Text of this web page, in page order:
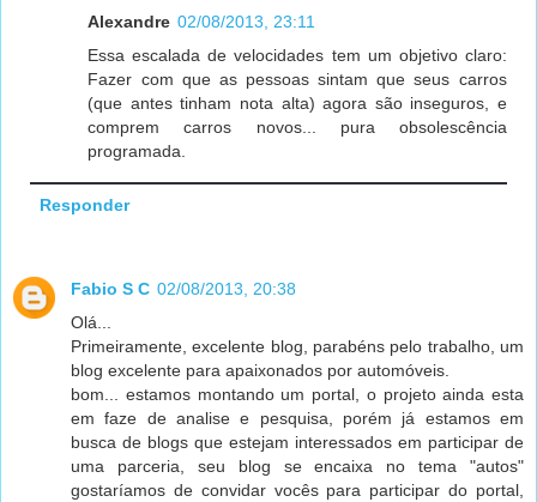
Alexandre 02/08/2013, 23:11
Essa escalada de velocidades tem um objetivo claro:
Fazer com que as pessoas sintam que seus carros
(que antes tinham nota alta) agora são inseguros, e
comprem carros novos... pura obsolescência
programada.
Responder
Fabio S C 02/08/2013, 20:38
Olá...
Primeiramente, excelente blog, parabéns pelo trabalho, um
blog excelente para apaixonados por automóveis.
bom... estamos montando um portal, o projeto ainda esta
em faze de analise e pesquisa, porém já estamos em
busca de blogs que estejam interessados em participar de
uma parceria, seu blog se encaixa no tema "autos"
gostaríamos de convidar vocês para participar do portal,